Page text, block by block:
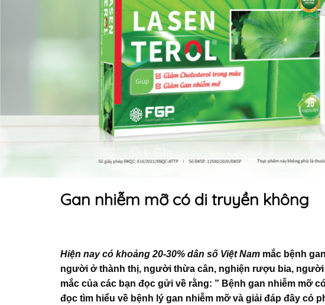
Gan nhiễm mỡ có di truyền không
Hiện nay có khoảng 20-30% dân số Việt Nam mắc bệnh
người ở thành thị, người thừa cân, nghiện rượu bia,
mắc của các bạn đọc gửi về rằng: ” Bệnh gan nhiễm mỡ
đọc tìm hiểu về bệnh lý gan nhiễm mỡ và giải đáp đây có